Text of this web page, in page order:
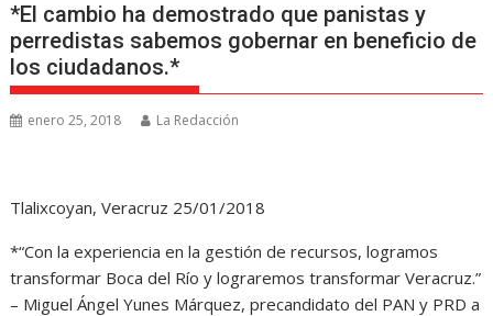
*El cambio ha demostrado que panistas y
perredistas sabemos gobernar en beneficio de
los ciudadanos.*
enero 25, 2018 La Redacción
Tlalixcoyan, Veracruz 25/01/2018
*“Con la experiencia en la gestión de recursos, logramos
transformar Boca del Río y lograremos transformar Veracruz.”
– Miguel Ángel Yunes Márquez, precandidato del PAN y PRD a